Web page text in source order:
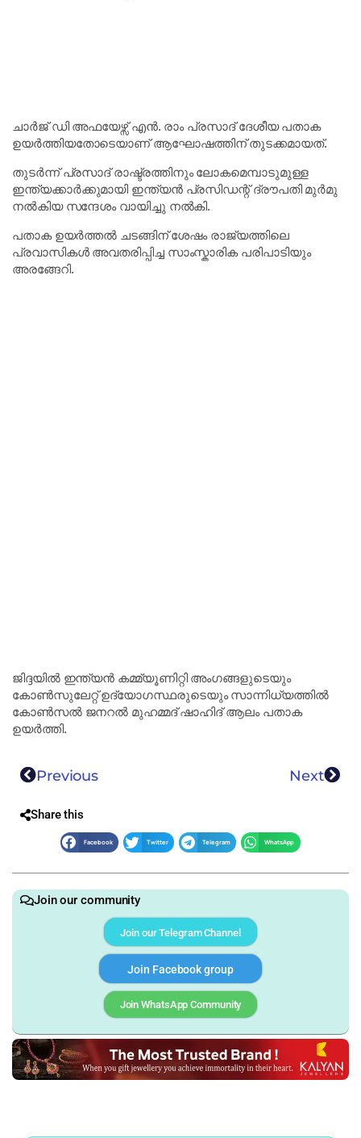
ചാർജ് ഡി അഫയേഴ്സ് എൻ. രാം പ്രസാദ് ദേശീയ പതാക
ഉയർത്തിയതോടെയാണ് ആഘോഷത്തിന് തുടക്കമായത്.
തുടർന്ന് പ്രസാദ് രാഷ്ട്രത്തിനും ലോകമെമ്പാടുമുള്ള
ഇന്ത്യക്കാർക്കുമായി ഇന്ത്യൻ പ്രസിഡന്റ് ദ്രൗപതി മുർമു
നൽകിയ സന്ദേശം വായിച്ചു നൽകി.
പതാക ഉയർത്തൽ ചടങ്ങിന് ശേഷം രാജ്യത്തിലെ
പ്രവാസികൾ അവതരിപ്പിച്ച സാംസ്കാരിക പരിപാടിയും
അരങ്ങേറി.
ജിദ്ദയിൽ ഇന്ത്യൻ കമ്മ്യൂണിറ്റി അംഗങ്ങളുടെയും
കോൺസുലേറ്റ് ഉദ്യോഗസ്ഥരുടെയും സാന്നിധ്യത്തിൽ
കോൺസൽ ജനറൽ മുഹമ്മദ് ഷാഹിദ് ആലം ​​പതാക
ഉയർത്തി.
Previous Next
Share this
Facebook Twitter Telegram WhatsApp
Join our community
Join our Telegram Channel
Join Facebook group
Join WhatsApp Community